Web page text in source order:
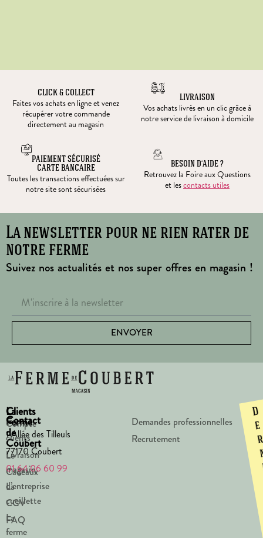
CLICK & COLLECT
Faites vos achats en ligne et venez
récupérer votre commande
directement au magasin
LIVRAISON
Vos achats livrés en un clic grâce à
notre service de livraison à domicile
PAIEMENT SÉCURISÉ
CARTE BANCAIRE
Toutes les transactions effectuées sur
notre site sont sécurisées
BESOIN D’AIDE ?
Retrouvez la Foire aux Questions
et lescontacts utiles
La newsletter pour ne rien rater de
notre ferme
Suivez nos actualités et nos super offres en magasin !
ENVOYER
La
Ferme
de
Coubert
Le
magasin
La
cueillette
La
ferme
Clients
Compte
clients
Livraison
Cadeaux
d’entreprise
CGV
FAQ
Contact
1 Allée des Tilleuls
77170 Coubert
01 64 06 60 99
Demandes professionnelles
Recrutement
D
e